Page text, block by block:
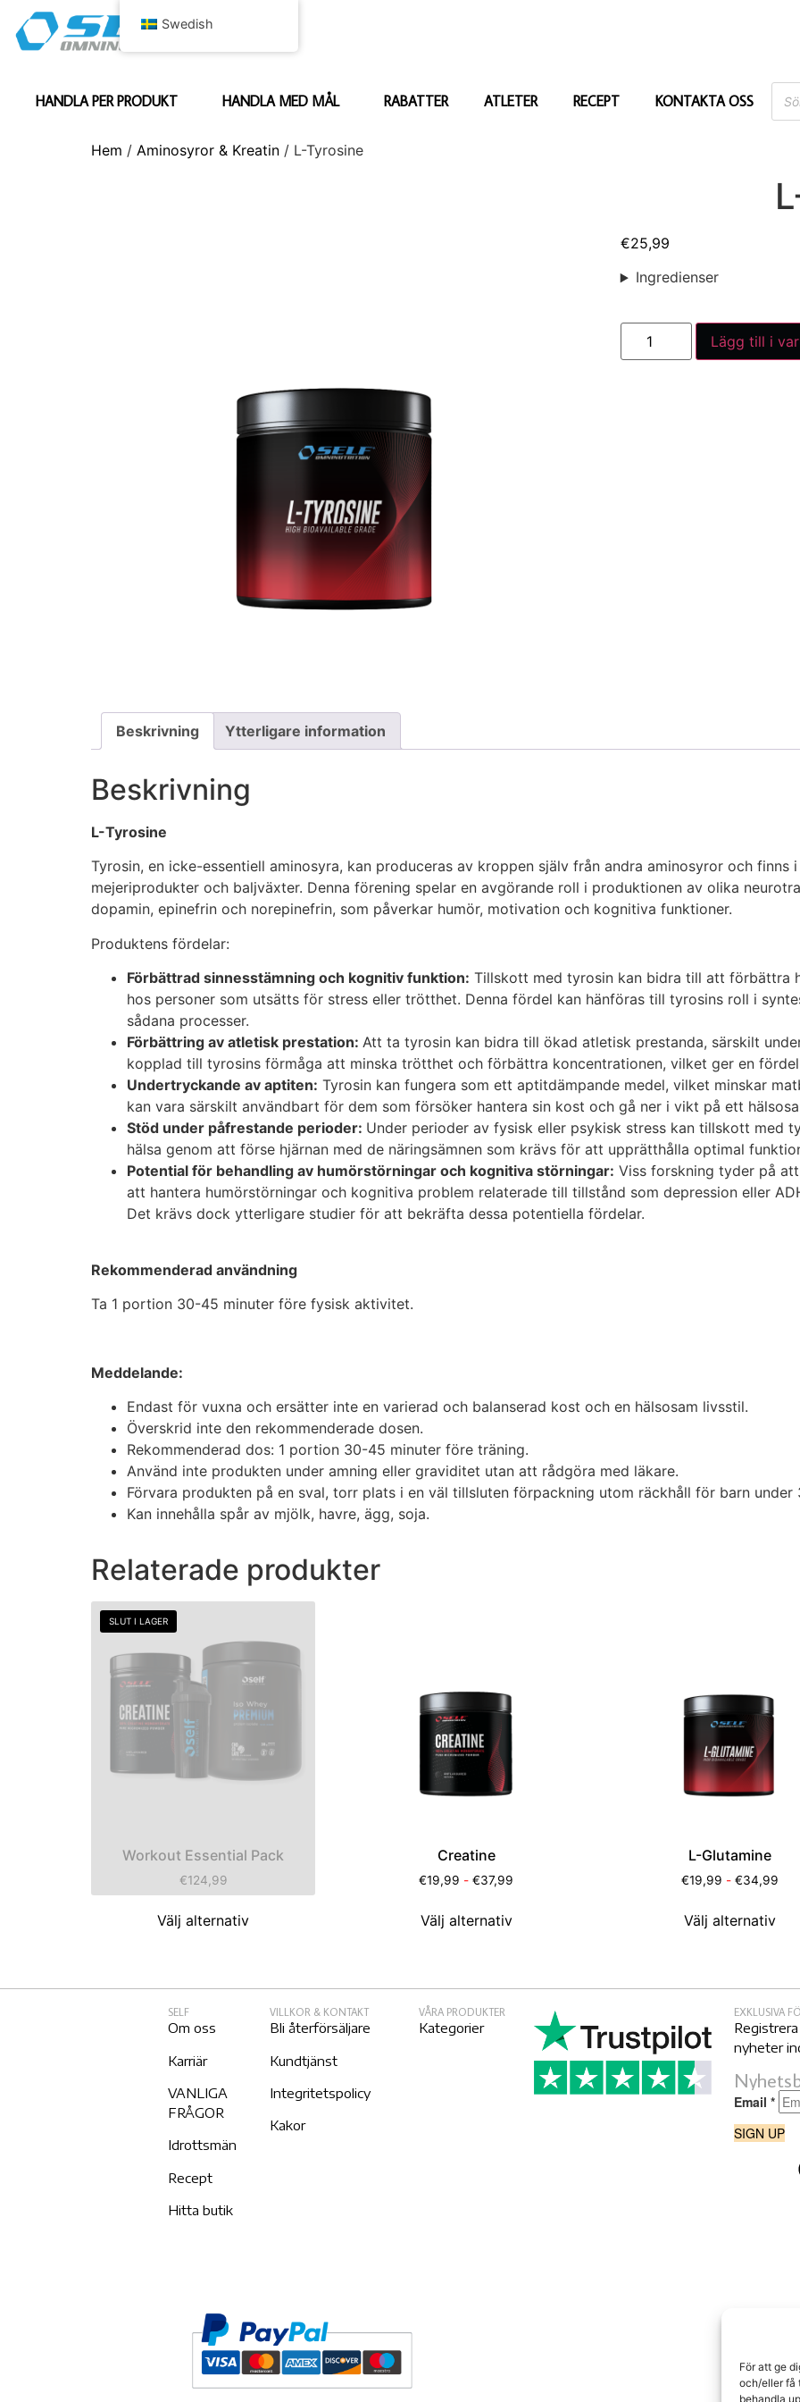
För att ge
och/eller få
behandla
HANDLA PER PRODUKT HANDLA MED MÅL RABATTER ATLETER RECEPT KONTAKTA OSS
Hem / Aminosyror & Kreatin / L-Tyrosine
€25,99
Ingredienser
Lägg till i
Beskrivning Ytterligare information
Beskrivning
L-Tyrosine
Tyrosin, en icke-essentiell aminosyra, kan produceras av kroppen själv från andra aminosyror och
mejeriprodukter och baljväxter. Denna förening spelar en avgörande roll i produktionen av olika
dopamin, epinefrin och norepinefrin, som påverkar humör, motivation och kognitiva funktioner.
Produktens fördelar:
Förbättrad sinnesstämning och kognitiv funktion: Tillskott med tyrosin kan bidra till att förbättra
hos personer som utsätts för stress eller trötthet. Denna fördel kan hänföras till tyrosins roll i
sådana processer.
Förbättring av atletisk prestation: Att ta tyrosin kan bidra till ökad atletisk prestanda, särskilt
kopplad till tyrosins förmåga att minska trötthet och förbättra koncentrationen, vilket ger en
Undertryckande av aptiten: Tyrosin kan fungera som ett aptitdämpande medel, vilket minskar
kan vara särskilt användbart för dem som försöker hantera sin kost och gå ner i vikt på ett
Stöd under påfrestande perioder: Under perioder av fysisk eller psykisk stress kan tillskott med
hälsa genom att förse hjärnan med de näringsämnen som krävs för att upprätthålla optimal
Potential för behandling av humörstörningar och kognitiva störningar: Viss forskning tyder på
att hantera humörstörningar och kognitiva problem relaterade till tillstånd som depression eller
Det krävs dock ytterligare studier för att bekräfta dessa potentiella fördelar.
Rekommenderad användning
Ta 1 portion 30-45 minuter före fysisk aktivitet.
Meddelande:
Endast för vuxna och ersätter inte en varierad och balanserad kost och en hälsosam livsstil.
Överskrid inte den rekommenderade dosen.
Rekommenderad dos: 1 portion 30-45 minuter före träning.
Använd inte produkten under amning eller graviditet utan att rådgöra med läkare.
Förvara produkten på en sval, torr plats i en väl tillsluten förpackning utom räckhåll för barn under
Kan innehålla spår av mjölk, havre, ägg, soja.
Relaterade produkter
SLUT I LAGER
Workout Essential Pack
€124,99
Välj alternativ
Creatine
€19,99 -€37,99
Välj alternativ
L-Glutamine
€19,99 - €34,99
Välj alternativ
SELF
Om oss
Karriär
VANLIGA
FRÅGOR
Idrottsmän
Recept
Hitta butik
VILLKOR & KONTAKT
Bli återförsäljare
Kundtjänst
Integritetspolicy
Kakor
VÅRA PRODUKTER
Kategorier
EXKLUSIVA
nyheter
Swedish